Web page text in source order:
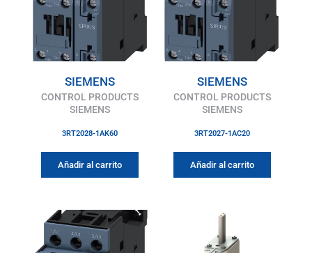
SIEMENS
CONTROL PRODUCTS
SIEMENS
3RT2028-1AK60
Añadir al carrito
SIEMENS
CONTROL PRODUCTS
SIEMENS
3RT2027-1AC20
Añadir al carrito